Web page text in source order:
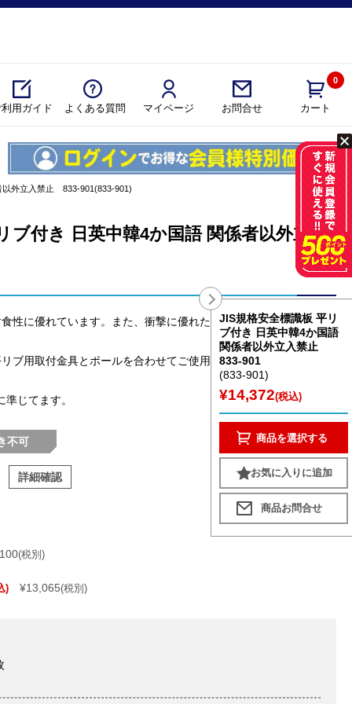
用ガイド よくある質問 マイページ お問合せ カート
0
以外立入禁止 833-901(833-901)
ブ付き 日英中韓4か国語 関係者以外立入
性に優れています。また、衝撃に優れた耐久性があり、屋外の標
ブ用取付金具とポールを合わせてご使用ください。
じてます。
不可
詳細確認
(税別)
) ¥13,065(税別)
JIS規格安全標識板 平リ
ブ付き 日英中韓4か国語
関係者以外立入禁止
833-901
(833-901)
¥14,372(税込)
商品を選択する
お気に入りに追加